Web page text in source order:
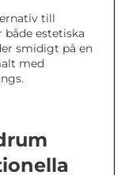
till
estetiska
smidigt på en
med